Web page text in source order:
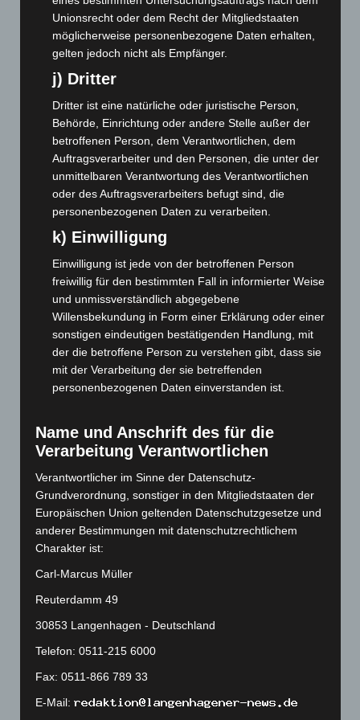
Dezember 2024(89)
November 2024(94)
September 2024
August 2024
(107)
Juli 2024(89)
Juni 2024(107)
Mai 2024(149)
April 2024(102)
März 2024(103)
Februar 2024(103)
Januar 2024(111)
Dezember 2023
(130)
November 2023(130)
Oktober 2023(114)
September 2023
Juli 2023(118)
Juni 2023(142)
Mai 2023(139)
April 2023(155)
März 2023(174)
Februar 2023(154)
Januar 2023(140)
Dezember 2022(130)
November 2022(167)
Oktober 2022(166)
September 2022(205)
August 2022 (166)
Unionsrecht oder dem Recht der Mitgliedstaaten
möglicherweise personenbezogene Daten erhalten,
gelten jedoch nicht als Empfänger.
j) Dritter
Dritter ist eine natürliche oder juristische Person,
Behörde, Einrichtung oder andere Stelle außer der
betroffenen Person, dem Verantwortlichen, dem
Auftragsverarbeiter und den Personen, die unter der
unmittelbaren Verantwortung des Verantwortlichen
oder des Auftragsverarbeiters befugt sind, die
personenbezogenen Daten zu verarbeiten.
k) Einwilligung
Einwilligung ist jede von der betroffenen Person
freiwillig für den bestimmten Fall in informierter Weise
und unmissverständlich abgegebene
Willensbekundung in Form einer Erklärung oder einer
sonstigen eindeutigen bestätigenden Handlung, mit
der die betroffene Person zu verstehen gibt, dass sie
mit der Verarbeitung der sie betreffenden
personenbezogenen Daten einverstanden ist.
Name und Anschrift des für die
Verarbeitung Verantwortlichen
Verantwortlicher im Sinne der Datenschutz-
Grundverordnung, sonstiger in den Mitgliedstaaten der
Europäischen Union geltenden Datenschutzgesetze und
anderer Bestimmungen mit datenschutzrechtlichem
Charakter ist:
Carl-Marcus Müller
Reuterdamm 49
30853 Langenhagen - Deutschland
Telefon: 0511-215 6000
Fax: 0511-866 789 33
E-Mail: